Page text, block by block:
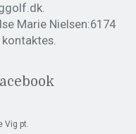
Marie Nielsen:6174
kontaktes.
Vig pt.